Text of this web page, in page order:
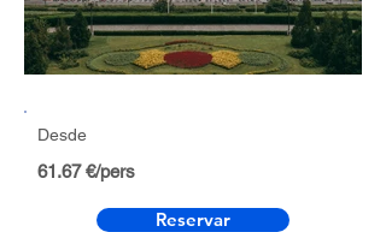
Desde
61.67 €/pers
Reservar